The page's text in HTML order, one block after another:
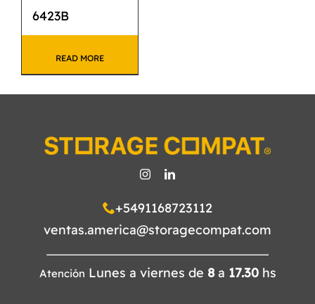
6423B
READ MORE
+5491168723112
ventas.america@storagecompat.com
Atención Lunes a viernes de 8a 17.30hs